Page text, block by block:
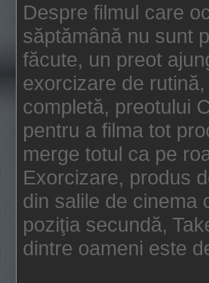
Despre filmul care
săptămână nu sunt
făcute, un preot
exorcizare de
completă, preotului
pentru a filma tot
merge totul ca pe
Exorcizare, produs
din salile de cinema
poziţia secundă,
dintre oameni este